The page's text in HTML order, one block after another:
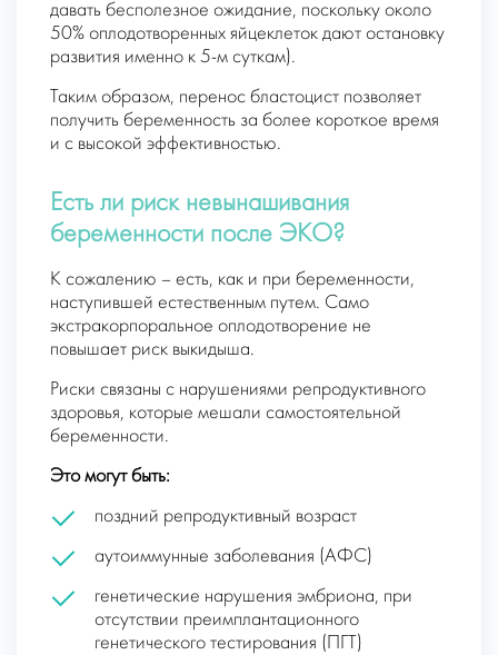
давать бесполезное ожидание, поскольку около
50% оплодотворенных яйцеклеток дают остановку
развития именно к 5-м суткам).
Таким образом, перенос бластоцист позволяет
получить беременность за более короткое время
и с высокой эффективностью.
Есть ли риск невынашивания
беременности после ЭКО?
К сожалению – есть, как и при беременности,
наступившей естественным путем. Само
экстракорпоральное оплодотворение не
повышает риск выкидыша.
Риски связаны с нарушениями репродуктивного
здоровья, которые мешали самостоятельной
беременности.
Это могут быть:
поздний репродуктивный возраст
аутоиммунные заболевания (АФС)
генетические нарушения эмбриона, при
отсутствии преимплантационного
генетического тестирования (ПГТ)